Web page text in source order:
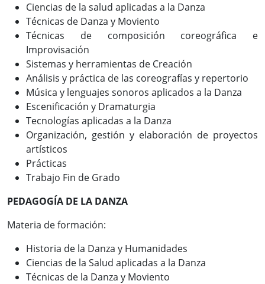
Ciencias de la salud aplicadas a la Danza
Técnicas de Danza y Moviento
Técnicas de composición coreográfica e
Improvisación
Sistemas y herramientas de Creación
Análisis y práctica de las coreografías y repertorio
Música y lenguajes sonoros aplicados a la Danza
Escenificación y Dramaturgia
Tecnologías aplicadas a la Danza
Organización, gestión y elaboración de proyectos
artísticos
Prácticas
Trabajo Fin de Grado
PEDAGOGÍA DE LA DANZA
Materia de formación:
Historia de la Danza y Humanidades
Ciencias de la Salud aplicadas a la Danza
Técnicas de la Danza y Moviento